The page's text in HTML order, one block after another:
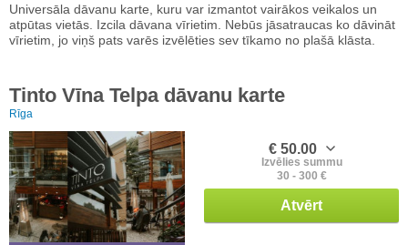
Universāla dāvanu karte, kuru var izmantot vairākos veikalos un
atpūtas vietās. Izcila dāvana vīrietim. Nebūs jāsatraucas ko dāvināt
vīrietim, jo viņš pats varēs izvēlēties sev tīkamo no plašā klāsta.
Tinto Vīna Telpa dāvanu karte
Rīga
€ 50.00
Izvēlies summu
30 - 300 €
Atvērt